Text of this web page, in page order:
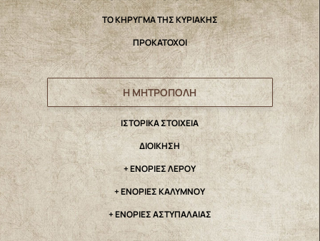
ΤΟ ΚΗΡΥΓΜΑ ΤΗΣ ΚΥΡΙΑΚΗΣ
ΠΡΟΚΑΤΟΧΟΙ
Η ΜΗΤΡΟΠΟΛΗ
IΣΤΟΡΙΚΑ ΣΤΟΙΧΕΙΑ
ΔΙΟΙΚΗΣΗ
+ ΕΝΟΡΙΕΣ ΛΕΡΟΥ
+ ΕΝΟΡΙΕΣ ΚΑΛΥΜΝΟΥ
+ ΕΝΟΡΙΕΣ ΑΣΤΥΠΑΛΑΙΑΣ